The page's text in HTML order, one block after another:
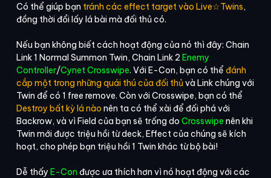
Có thể giúp bạn tránh các effect target vào Live☆Twins,
đồng thời đổi lấy lá bài mà đối thủ có.
Nếu bạn không biết cách hoạt động của nó thì đây: Chain
Link 1 Normal Summon Twin, Chain Link 2 Enemy
Controller/Cynet Crosswipe. Với E-Con, bạn có thể đánh
cắp một trong những quái thú của đối thủvà Link chúng với
Twin để có 1 free remove. Còn với Crosswipe, bạn có thể
Destroy bất kỳ lá nào nên ta có thể xài để đối phá với
Backrow, và vì Field của bạn sẽ trống do Crosswipe nên khi
Twin mới được triệu hồi từ deck, Effect của chúng sẽ kích
hoạt, cho phép bạn triệu hồi 1 Twin khác từ bộ bài!
Dễ thấy E-Con được ưa thích hơn vì nó hoạt động với các